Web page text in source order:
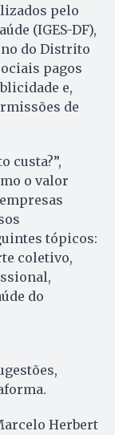
pelo
(IGES-DF),
do Distrito
pagos
e,
de
custa?”,
o valor
tópicos:
coletivo,
do
Herbert